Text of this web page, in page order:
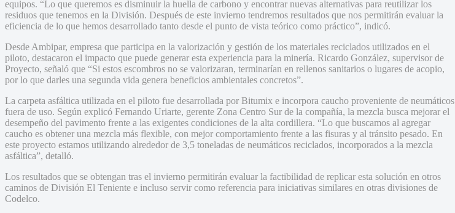
equipos. “Lo que queremos es disminuir la huella de carbono y encontrar nuevas alternativas para reutilizar los
residuos que tenemos en la División. Después de este invierno tendremos resultados que nos permitirán evaluar la
eficiencia de lo que hemos desarrollado tanto desde el punto de vista teórico como práctico”, indicó.
Desde Ambipar, empresa que participa en la valorización y gestión de los materiales reciclados utilizados en el
piloto, destacaron el impacto que puede generar esta experiencia para la minería. Ricardo González, supervisor de
Proyecto, señaló que “Si estos escombros no se valorizaran, terminarían en rellenos sanitarios o lugares de acopio,
por lo que darles una segunda vida genera beneficios ambientales concretos”.
La carpeta asfáltica utilizada en el piloto fue desarrollada por Bitumix e incorpora caucho proveniente de neumáticos
fuera de uso. Según explicó Fernando Uriarte, gerente Zona Centro Sur de la compañía, la mezcla busca mejorar el
desempeño del pavimento frente a las exigentes condiciones de la alta cordillera. “Lo que buscamos al agregar
caucho es obtener una mezcla más flexible, con mejor comportamiento frente a las fisuras y al tránsito pesado. En
este proyecto estamos utilizando alrededor de 3,5 toneladas de neumáticos reciclados, incorporados a la mezcla
asfáltica”, detalló.
Los resultados que se obtengan tras el invierno permitirán evaluar la factibilidad de replicar esta solución en otros
caminos de División El Teniente e incluso servir como referencia para iniciativas similares en otras divisiones de
Codelco.